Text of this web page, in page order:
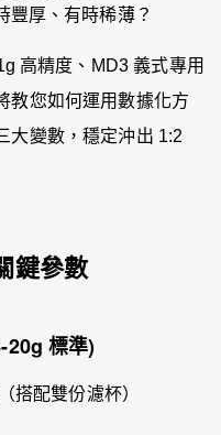
豐厚、有時稀薄？
高精度、MD3 義式專用
教您如何運用數據化方
大變數，穩定沖出 1:2
鍵參數
20g 標準)
（搭配雙份濾杯）